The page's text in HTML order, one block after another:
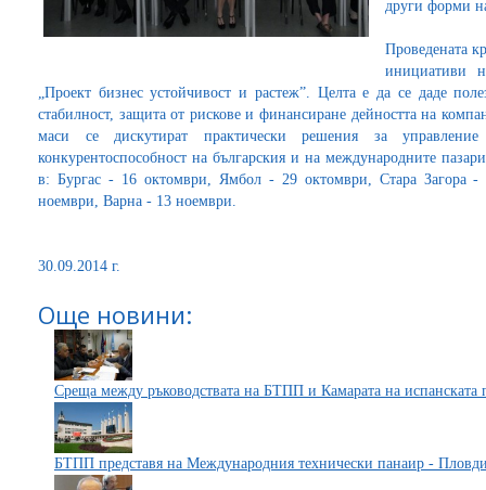
други форми
Проведената
инициативи
„Проект бизнес устойчивост и растеж”. Целта е да се даде
стабилност, защита от рискове и финансиране дейността на
маси се дискутират практически решения за
конкурентоспособност на българския и на международните
в: Бургас - 16 октомври, Ямбол - 29 октомври, Стара Загора
ноември, Варна - 13 ноември.
30.09.2014 г.
Още новини:
Среща между ръководствата на БТПП и Камарата на испанската
БТПП представя на Международния технически панаир -